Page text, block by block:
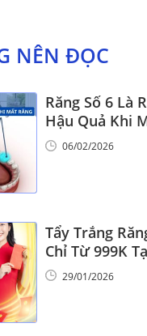
NÊN ĐỌC
Răng Số 6 Là
Hậu Quả Khi
6
06/02/2026
Tẩy Trắng
Chỉ Từ 999K
Vinalign
29/01/2026